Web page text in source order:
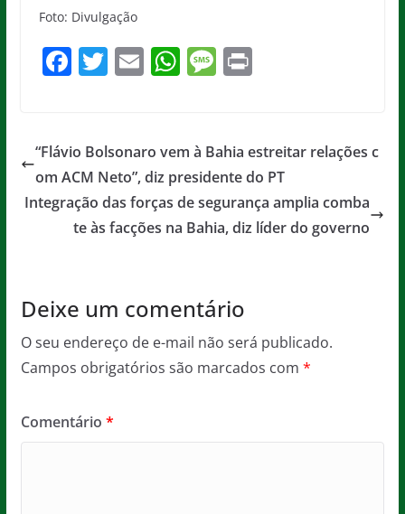
Foto: Divulgação
F
e
b
o
o
T
er
E
l
W
s
A
p
p
M
a
g
e
Pr
“Flávio Bolsonaro vem à Bahia estreitar relações c
om ACM Neto”, diz presidente do PT
Integração das forças de segurança amplia comba
te às facções na Bahia, diz líder do governo
Deixe um comentário
O seu endereço de e-mail não será publicado.
Campos obrigatórios são marcados com *
Comentário *